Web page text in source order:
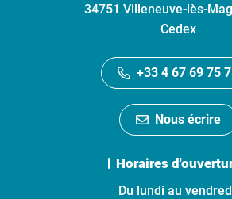
34751 Villeneuve-lès-
Cedex
+33 4 67 69 75
Nous écrire
Horaires
Du lundi au